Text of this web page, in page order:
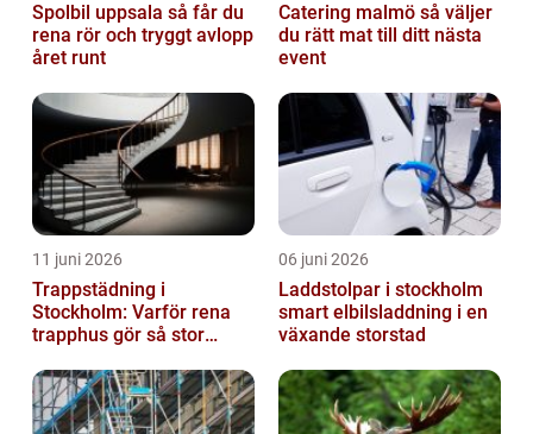
Spolbil uppsala så får du
rena rör och tryggt avlopp
året runt
Catering malmö så väljer
du rätt mat till ditt nästa
event
11 juni 2026
Trappstädning i
Stockholm: Varför rena
trapphus gör så stor
06 juni 2026
Laddstolpar i stockholm
smart elbilsladdning i en
växande storstad